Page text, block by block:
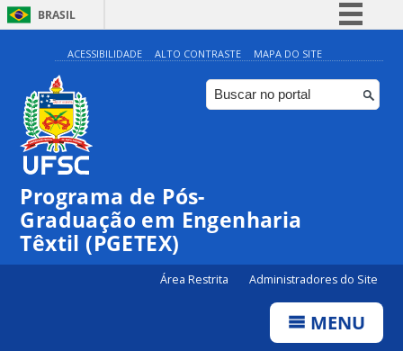
BRASIL
Simplifique!
Comunica BR
Participe
ACESSIBILIDADE ALTO CONTRASTE MAPA DO SITE
Programa de Pós-
Graduação em Engenharia
Têxtil (PGETEX)
Área Restrita Administradores do Site
MENU